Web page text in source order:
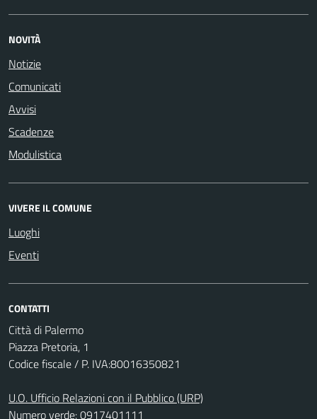
NOVITÀ
Notizie
Comunicati
Avvisi
Scadenze
Modulistica
VIVERE IL COMUNE
Luoghi
Eventi
CONTATTI
Città di Palermo
Piazza Pretoria, 1
Codice fiscale / P. IVA:80016350821
U.O. Ufficio Relazioni con il Pubblico (URP)
Numero verde: 0917401111